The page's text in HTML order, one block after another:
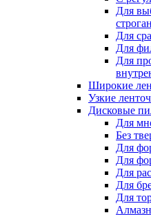
Для
Для
Для
Для
Широкие
Узкие
Дисковые
Для
Без
Для
Для
Для
Для
Для